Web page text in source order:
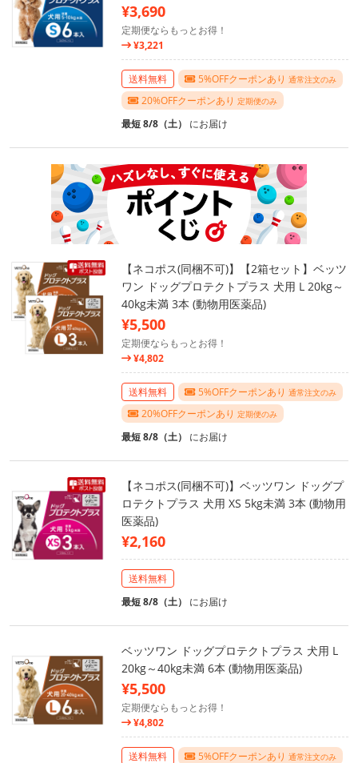
¥3,690
定期便ならもっとお得！
¥3,221
送料無料 5%OFFクーポンあり 通常注文のみ
20%OFFクーポンあり 定期便のみ
最短 8/8（土） にお届け
【ネコポス(同梱不可)】【2箱セット】ベッツ
ワン ドッグプロテクトプラス 犬用 L 20kg～
40kg未満 3本 (動物用医薬品)
¥5,500
定期便ならもっとお得！
¥4,802
送料無料 5%OFFクーポンあり 通常注文のみ
20%OFFクーポンあり 定期便のみ
最短 8/8（土） にお届け
【ネコポス(同梱不可)】ベッツワン ドッグプ
ロテクトプラス 犬用 XS 5kg未満 3本 (動物用
医薬品)
¥2,160
送料無料
最短 8/8（土） にお届け
ベッツワン ドッグプロテクトプラス 犬用 L
20kg～40kg未満 6本 (動物用医薬品)
¥5,500
定期便ならもっとお得！
¥4,802
送料無料 5%OFFクーポンあり 通常注文のみ